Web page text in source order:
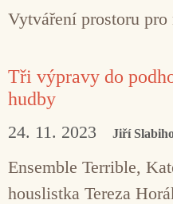
Vytváření prostoru pro
Tři výpravy do
hudby
24. 11. 2023 Jiří
Ensemble Terrible,
houslistka Tereza